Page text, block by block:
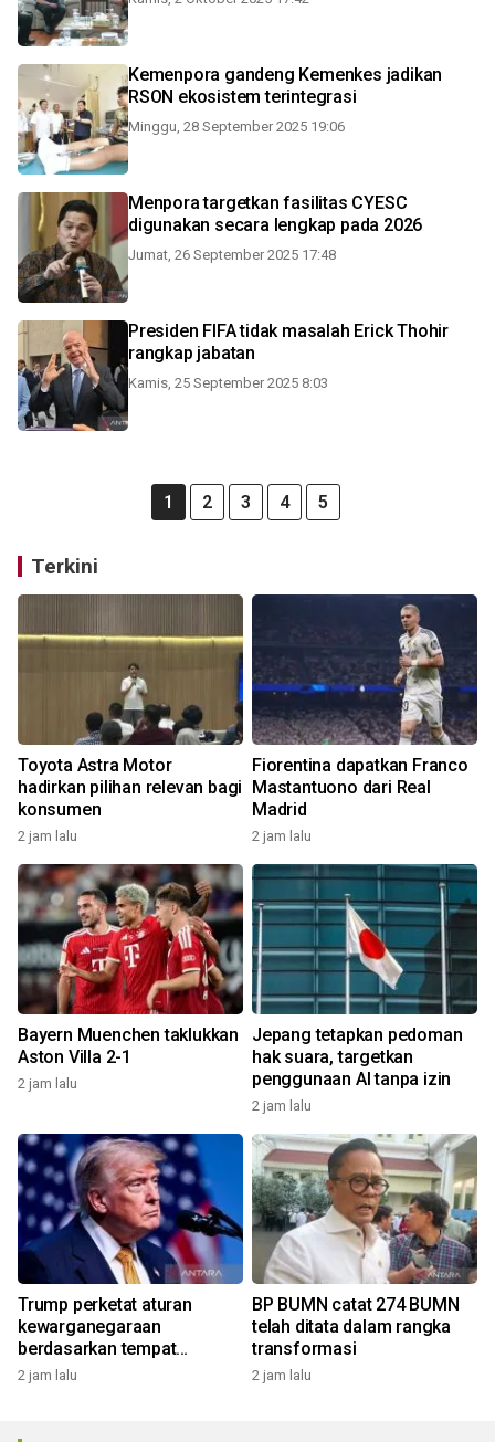
Kemenpora gandeng Kemenkes jadikan
RSON ekosistem terintegrasi
Minggu, 28 September 2025 19:06
Menpora targetkan fasilitas CYESC
digunakan secara lengkap pada 2026
Jumat, 26 September 2025 17:48
Presiden FIFA tidak masalah Erick Thohir
rangkap jabatan
Kamis, 25 September 2025 8:03
1 2 3 4 5
Terkini
Toyota Astra Motor
hadirkan pilihan relevan bagi
konsumen
2 jam lalu
Fiorentina dapatkan Franco
Mastantuono dari Real
Madrid
2 jam lalu
Bayern Muenchen taklukkan
Aston Villa 2-1
2 jam lalu
Jepang tetapkan pedoman
hak suara, targetkan
penggunaan AI tanpa izin
2 jam lalu
Trump perketat aturan
kewarganegaraan
berdasarkan tempat
kelahiran
2 jam lalu
BP BUMN catat 274 BUMN
telah ditata dalam rangka
transformasi
2 jam lalu